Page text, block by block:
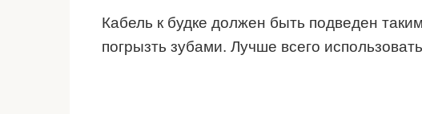
Кабель к будке должен быть подведен
погрызть зубами. Лучше всего